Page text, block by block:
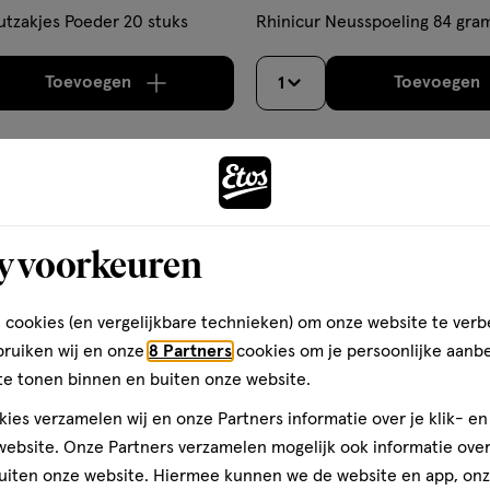
Poeder 20 stuks
Toevoegenverhoog aantal met één, Bijna uitverkocht!Er
Rhinicur Neusspoeling 84
1 Toevoegen
bezorging vanaf €35
voorkeuren
cookies (en vergelijkbare technieken) om onze website te
wij en onze 8 Partners cookies om je persoonlijke
tonen binnen en buiten onze website.
verzamelen wij en onze Partners informatie over je klik-
Onze Partners verzamelen mogelijk ook informatie
onze website. Hiermee kunnen we de website en app,